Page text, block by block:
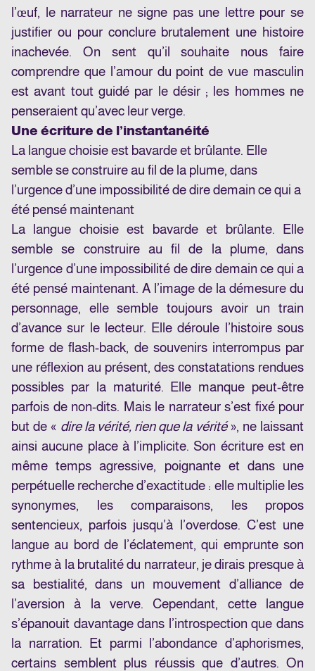
l’œuf, le narrateur ne signe pas une lettre pour se
justifier ou pour conclure brutalement une histoire
inachevée. On sent qu’il souhaite nous faire
comprendre que l’amour du point de vue masculin
est avant tout guidé par le désir ; les hommes ne
penseraient qu’avec leur verge.
Une écriture de l’instantanéité
La langue choisie est bavarde et brûlante. Elle
semble se construire au fil de la plume, dans
l’urgence d’une impossibilité de dire demain ce qui a
été pensé maintenant
La langue choisie est bavarde et brûlante. Elle
semble se construire au fil de la plume, dans
l’urgence d’une impossibilité de dire demain ce qui a
été pensé maintenant. A l’image de la démesure du
personnage, elle semble toujours avoir un train
d’avance sur le lecteur. Elle déroule l’histoire sous
forme de flash-back, de souvenirs interrompus par
une réflexion au présent, des constatations rendues
possibles par la maturité. Elle manque peut-être
parfois de non-dits. Mais le narrateur s’est fixé pour
but de « dire la vérité, rien que la vérité», ne laissant
ainsi aucune place à l’implicite. Son écriture est en
même temps agressive, poignante et dans une
perpétuelle recherche d’exactitude : elle multiplie les
synonymes, les comparaisons, les propos
sentencieux, parfois jusqu’à l’overdose. C’est une
langue au bord de l’éclatement, qui emprunte son
rythme à la brutalité du narrateur, je dirais presque à
sa bestialité, dans un mouvement d’alliance de
l’aversion à la verve. Cependant, cette langue
s’épanouit davantage dans l’introspection que dans
la narration. Et parmi l’abondance d’aphorismes,
certains semblent plus réussis que d’autres. On